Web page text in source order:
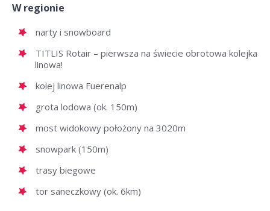
W regionie
narty i snowboard
TITLIS Rotair – pierwsza na świecie obrotowa kolejka
linowa!
kolej linowa Fuerenalp
grota lodowa (ok. 150m)
most widokowy położony na 3020m
snowpark (150m)
trasy biegowe
tor saneczkowy (ok. 6km)